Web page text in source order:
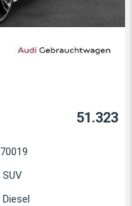
51.323
70019
SUV
Diesel